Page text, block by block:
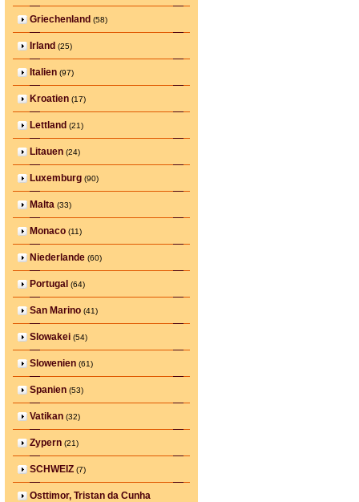
Griechenland (58)
Irland (25)
Italien (97)
Kroatien (17)
Lettland (21)
Litauen (24)
Luxemburg (90)
Malta (33)
Monaco (11)
Niederlande (60)
Portugal (64)
San Marino (41)
Slowakei (54)
Slowenien (61)
Spanien (53)
Vatikan (32)
Zypern (21)
SCHWEIZ (7)
Osttimor, Tristan da Cunha